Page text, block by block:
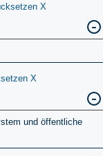
X
X
und öffentliche